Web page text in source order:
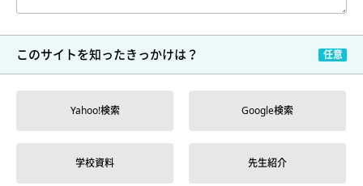
このサイトを知ったきっかけは？
Yahoo!検索 Google検索
学校資料 先生紹介